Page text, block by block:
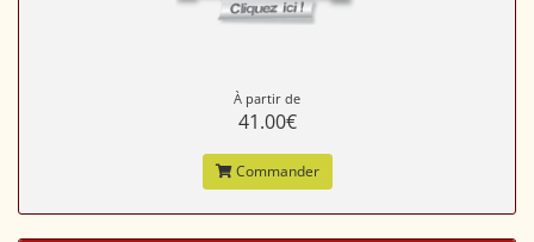
À partir de
41.00€
Commander